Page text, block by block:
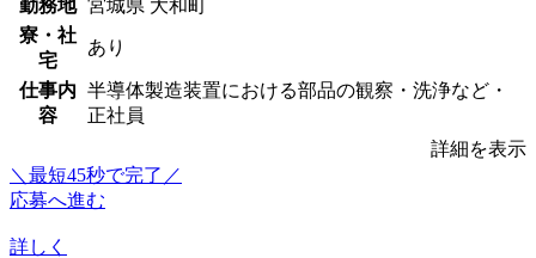
勤務地 宮城県 大和町
寮・社
宅
あり
仕事内
容
半導体製造装置における部品の観察・洗浄など・
正社員
詳細を表示
＼最短45秒で完了／
応募へ進む
詳しく